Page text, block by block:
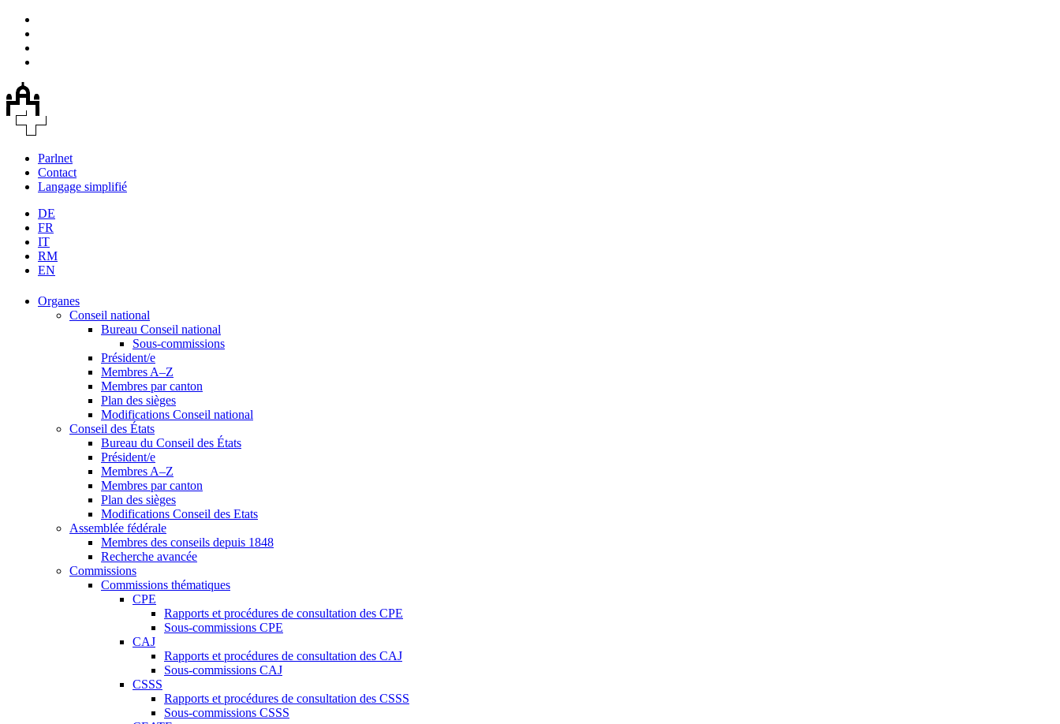
Parlnet
Contact
Langage simplifié
DE
FR
IT
RM
EN
Organes
Conseil national
Bureau Conseil national
Sous-commissions
Président/e
Membres A–Z
Membres par canton
Plan des sièges
Modifications Conseil national
Conseil des États
Bureau du Conseil des États
Président/e
Membres A–Z
Membres par canton
Plan des sièges
Modifications Conseil des Etats
Assemblée fédérale
Membres des conseils depuis 1848
Recherche avancée
Commissions
Commissions thématiques
CPE
Rapports et procédures de consultation des CPE
Sous-commissions CPE
CAJ
Rapports et procédures de consultation des CAJ
Sous-commissions CAJ
CSSS
Rapports et procédures de consultation des CSSS
Sous-commissions CSSS